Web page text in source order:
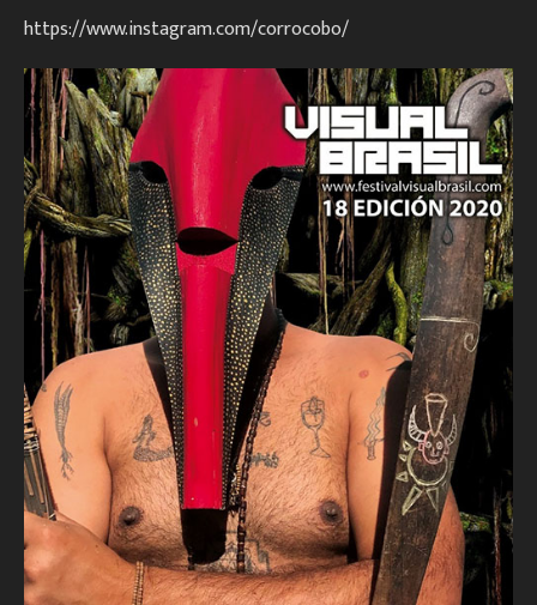
https://www.instagram.com/corrocobo/